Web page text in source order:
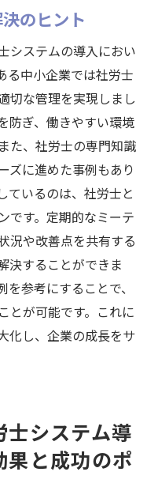
のヒント
システムの導入におい
る中小企業では社労士
切な管理を実現しまし
防ぎ、働きやすい環境
た、社労士の専門知識
ズに進めた事例もあり
ているのは、社労士と
です。定期的なミーテ
況や改善点を共有する
決することができま
参考にすることで、
とが可能です。これに
化し、企業の成長をサ
システム導
果と成功のポ